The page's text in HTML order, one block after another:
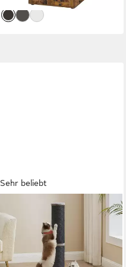
Sehr beliebt
Kratzbaum 85 cm hoch,
Katzenbaum, Sisalstamm, mit
Plüschball und Glocke, XL, 13
cm dicker Stamm,